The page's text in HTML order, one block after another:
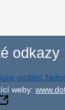
odkazy
podání
weby: